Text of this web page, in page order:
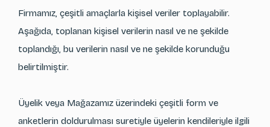
Firmamız, çeşitli amaçlarla kişisel veriler toplayabilir.
Aşağıda, toplanan kişisel verilerin nasıl ve ne şekilde
toplandığı, bu verilerin nasıl ve ne şekilde korunduğu
belirtilmiştir.
Üyelik veya Mağazamız üzerindeki çeşitli form ve
anketlerin doldurulması suretiyle üyelerin kendileriyle ilgili